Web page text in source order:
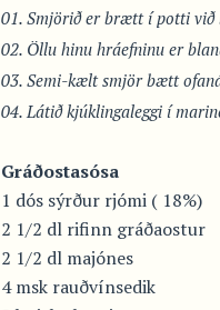
Smjörið er brætt í potti við
Öllu hinu hráefninu er
Semi-kælt smjör bætt
Látið kjúklingaleggi í
Gráðostasósa
1 dós sýrður rjómi ( 18%)
2 1/2 dl rifinn gráðaostur
2 1/2 dl majónes
4 msk rauðvínsedik